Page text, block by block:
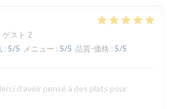
スト 2
: 5/5 メニュー : 5/5 品質-価格 : 5/5
d’avoir pensé à des plats pour